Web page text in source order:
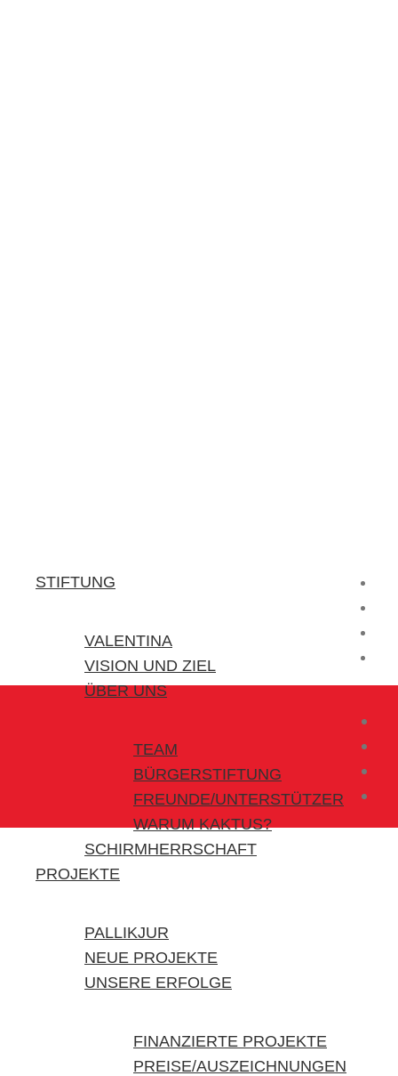
STIFTUNG
VALENTINA
VISION UND ZIEL
ÜBER UNS
TEAM
BÜRGERSTIFTUNG
FREUNDE/UNTERSTÜTZER
WARUM KAKTUS?
SCHIRMHERRSCHAFT
PROJEKTE
PALLIKJUR
NEUE PROJEKTE
UNSERE ERFOLGE
FINANZIERTE PROJEKTE
PREISE/AUSZEICHNUNGEN